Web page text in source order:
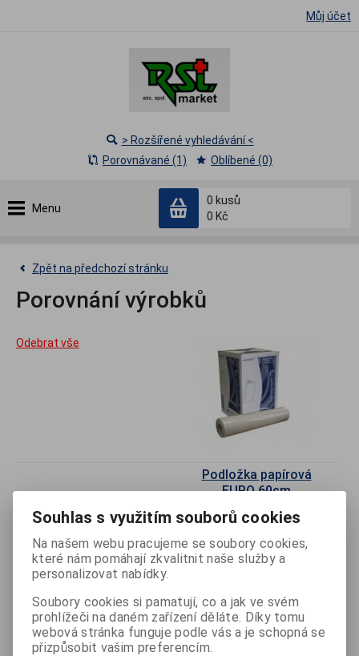
Můj účet
Menu
0 kusů
0 Kč
> Rozšířené vyhledávání <
Porovnávané (1)
Oblíbené (0)
Zpět na předchozí stránku
Porovnání výrobků
Odebrat vše
Podložka papírová
EURO 60cm
Odebrat
Přidat do
košíku
s DPH
166 Kč
bez DPH
137 Kč
Katalogové číslo:
Souhlas s využitím souborů cookies
Na našem webu pracujeme se soubory cookies,
které nám pomáhají zkvalitnit naše služby a
personalizovat nabídky.
Soubory cookies si pamatují, co a jak ve svém
prohlížeči na daném zařízení děláte. Díky tomu
webová stránka funguje podle vás a je schopná se
přizpůsobit vašim preferencím.